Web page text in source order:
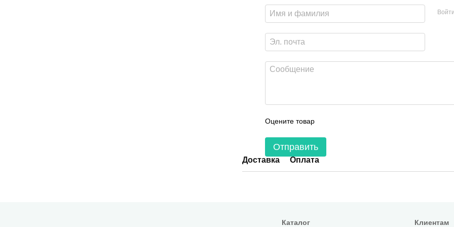
Оцените товар
Отправить
Доставка Оплата
Каталог Клиентам